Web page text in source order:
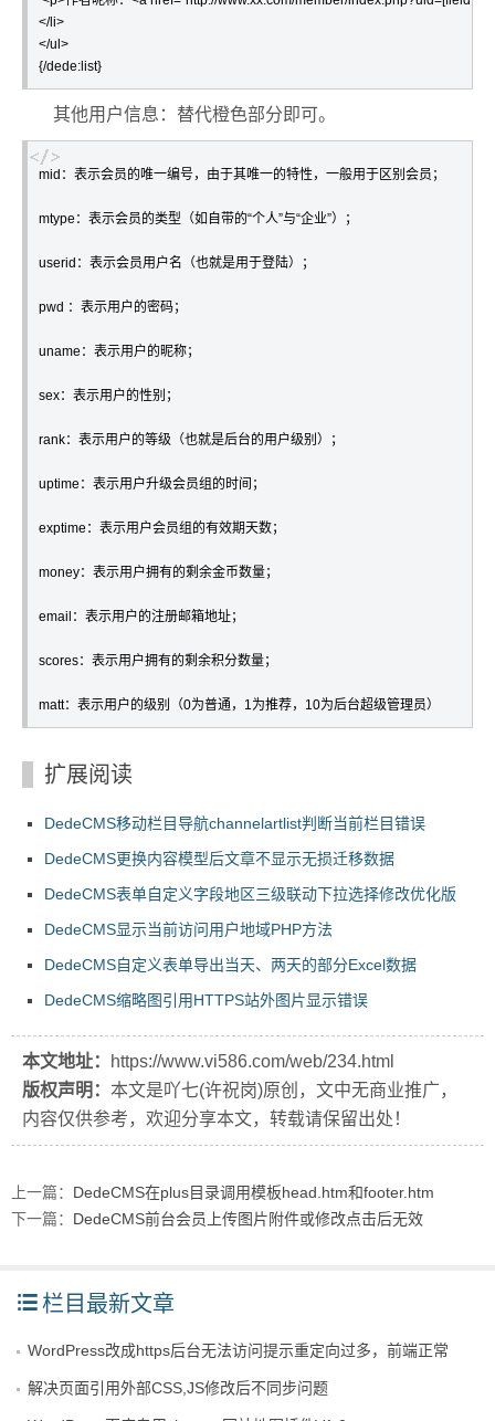
</li>
</ul>
{/dede:list}
其他用户信息：替代橙色部分即可。
mid：表示会员的唯一编号，由于其唯一的特性，一般用于区别会员；
mtype：表示会员的类型（如自带的“个人”与“企业”）；
userid：表示会员用户名（也就是用于登陆）；
pwd ：表示用户的密码；
uname：表示用户的昵称；
sex：表示用户的性别；
rank：表示用户的等级（也就是后台的用户级别）；
uptime：表示用户升级会员组的时间；
exptime：表示用户会员组的有效期天数；
money：表示用户拥有的剩余金币数量；
email：表示用户的注册邮箱地址；
scores：表示用户拥有的剩余积分数量；
matt：表示用户的级别（0为普通，1为推荐，10为后台超级管理员）
扩展阅读
DedeCMS移动栏目导航channelartlist判断当前栏目错误
DedeCMS更换内容模型后文章不显示无损迁移数据
DedeCMS表单自定义字段地区三级联动下拉选择修改优化版
DedeCMS显示当前访问用户地域PHP方法
DedeCMS自定义表单导出当天、两天的部分Excel数据
DedeCMS缩略图引用HTTPS站外图片显示错误
本文地址：
https://www.vi586.com/web/234.html
版权声明： 本文是吖七(许祝岗)原创，文中无商业推广，
内容仅供参考，欢迎分享本文，转载请保留出处！
上一篇： DedeCMS在plus目录调用模板head.htm和footer.htm
下一篇： DedeCMS前台会员上传图片附件或修改点击后无效
栏目最新文章
WordPress改成https后台无法访问提示重定向过多，前端正常
解决页面引用外部CSS,JS修改后不同步问题